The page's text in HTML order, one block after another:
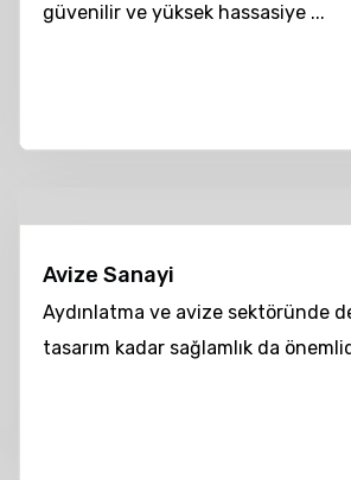
güvenilir ve yüksek hassasiye ...
Avize Sanayi
Aydınlatma ve avize sektöründe
tasarım kadar sağlamlık da